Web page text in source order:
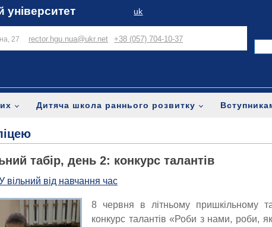
університет uk
27 rector.hgu.nua@ukr.net +38 (057) 704-10-37
Дитяча школа раннього розвитку
табір, день 2: конкурс талантів
вільний від навчання час
8 червня в літньому пришкільному
конкурс талантів «Роби з нами, роби,